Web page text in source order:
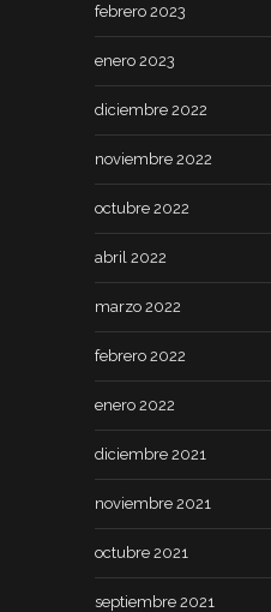
febrero 2023
enero 2023
diciembre 2022
noviembre 2022
octubre 2022
abril 2022
marzo 2022
febrero 2022
enero 2022
diciembre 2021
noviembre 2021
octubre 2021
septiembre 2021